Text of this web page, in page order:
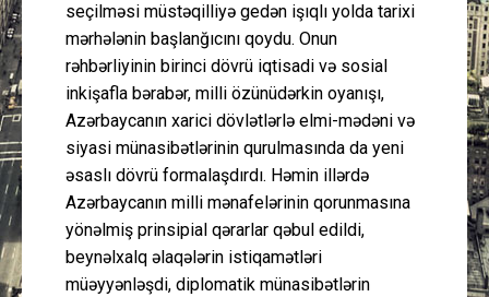
seçilməsi müstəqilliyə gedən işıqlı yolda tarixi
mərhələnin başlanğıcını qoydu. Onun
rəhbərliyinin birinci dövrü iqtisadi və sosial
inkişafla bərabər, milli özünüdərkin oyanışı,
Azərbaycanın xarici dövlətlərlə elmi-mədəni və
siyasi münasibətlərinin qurulmasında da yeni
əsaslı dövrü formalaşdırdı. Həmin illərdə
Azərbaycanın milli mənafelərinin qorunmasına
yönəlmiş prinsipial qərarlar qəbul edildi,
beynəlxalq əlaqələrin istiqamətləri
müəyyənləşdi, diplomatik münasibətlərin